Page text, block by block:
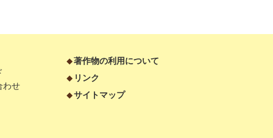
わせ
著作物の利用について
リンク
サイトマップ